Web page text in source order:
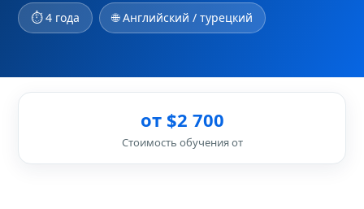
⏱ 4 года 🌐 Английский / турецкий
от $2 700
Стоимость обучения от